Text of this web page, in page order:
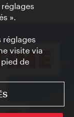
».
réglages
visite via
pied de